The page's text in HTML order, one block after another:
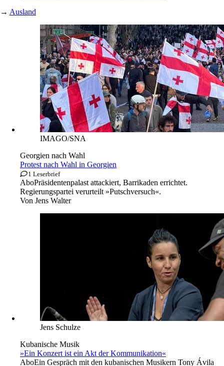
→ Ausland
IMAGO/SNA
Georgien nach Wahl
Protest nach Wahl in Georgien
1 Leserbrief
AboPräsidentenpalast attackiert, Barrikaden errichtet.
Regierungspartei verurteilt »Putschversuch«.
Von Jens Walter
Jens Schulze
Kubanische Musik
»Ein Konzert ist ein Akt der Kommunikation«
AboEin Gespräch mit den kubanischen Musikern Tony Ávila